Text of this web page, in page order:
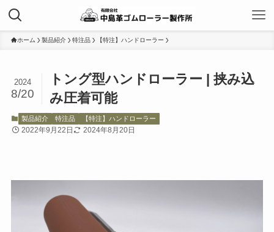
ホーム 製品紹介 特注品 【特注】ハンドローラー
トング型ハンドローラー | 挟み込
み圧着可能
2024
8/20
製品紹介 特注品 【特注】ハンドローラー
2022年9月22日 2024年8月20日